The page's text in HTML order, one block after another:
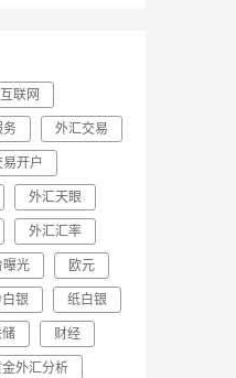
互联网
务 外汇交易
开户
外汇天眼
外汇汇率
曝光 欧元
银 纸白银
财经
外汇分析